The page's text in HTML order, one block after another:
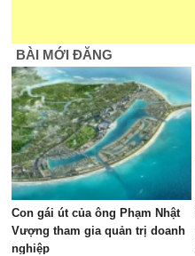
BÀI MỚI ĐĂNG
Con gái út của ông Phạm Nhật
Vượng tham gia quản trị doanh
nghiệp